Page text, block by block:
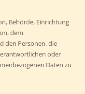
Behörde, Einrichtung
dem
den Personen, die
oder
Daten zu